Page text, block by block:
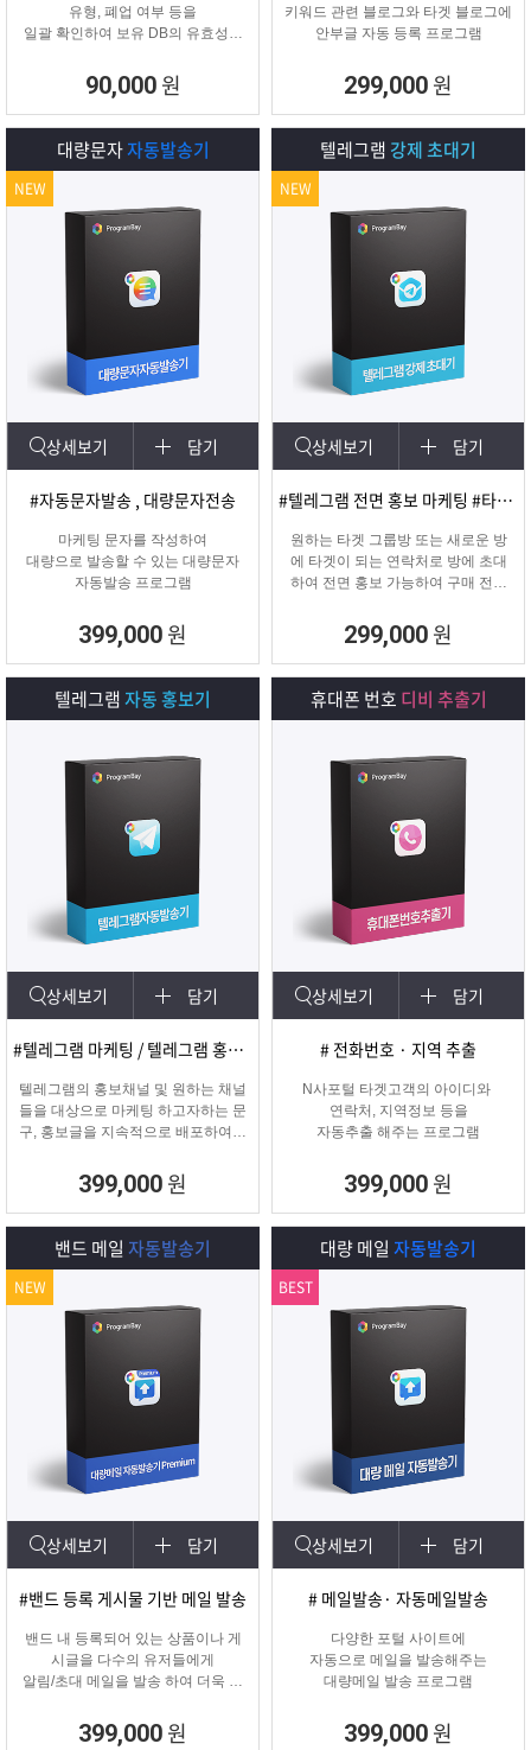
유형, 폐업 여부 등을
일괄 확인하여 보유 DB의 유효성을
프로그램
90,000 원
키워드 관련 블로그와 타겟 블로그에
안부글 자동 등록 프로그램
299,000 원
대량문자자동발송기
상세보기 담기
#자동문자발송 , 대량문자전송
마케팅 문자를 작성하여
대량으로 발송할 수 있는 대량문자
자동발송 프로그램
399,000 원
NEW
텔레그램 강제 초대기
상세보기 담기
#텔레그램 전면 홍보 마케팅 #타겟팅 회원 유입
원하는 타겟 그룹방 또는 새로운 방
에 타겟이 되는 연락처로 방에 초대
하여 전면 홍보 가능하여 구매 전환
299,000 원
NEW
텔레그램자동 홍보기
상세보기 담기
#텔레그램 마케팅 / 텔레그램 홍보글 발송
텔레그램의 홍보채널 및 원하는 채널
들을 대상으로 마케팅 하고자하는 문
구, 홍보글을 지속적으로 배포하여주
399,000 원
휴대폰 번호 디비 추출기
상세보기 담기
# 전화번호 · 지역 추출
N사포털 타겟고객의 아이디와
연락처, 지역정보 등을
자동추출 해주는 프로그램
399,000 원
밴드 메일 자동발송기
상세보기 담기
#밴드 등록 게시물 기반 메일 발송
밴드 내 등록되어 있는 상품이나 게
시글을 다수의 유저들에게
알림/초대 메일을 발송 하여 더욱 효
프로그램입니다.
399,000 원
NEW
대량 메일 자동발송기
상세보기 담기
# 메일발송· 자동메일발송
다양한 포털 사이트에
자동으로 메일을 발송해주는
대량메일 발송 프로그램
399,000 원
BEST